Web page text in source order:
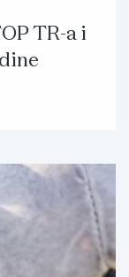
TR-a i